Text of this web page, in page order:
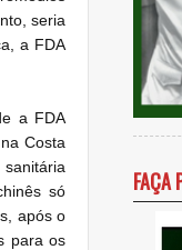
seria
a FDA
a FDA
Costa
só
após o
para os
FAÇA